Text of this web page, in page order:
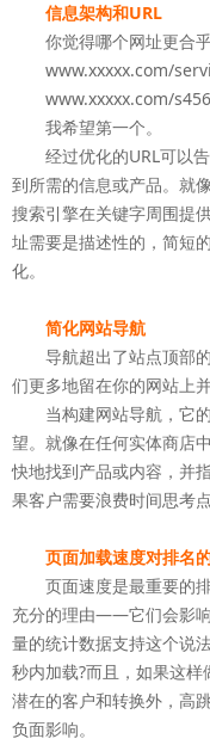
信息架构和URL
你觉得哪个网址更合
www.xxxxx.com/
www.xxxxx.com/
我希望第一个。
经过优化的URL可以告
到所需的信息或产品。就
搜索引擎在关键字周围提
址需要是描述性的，简短
化。
简化网站导航
导航超出了站点顶部的
们更多地留在你的网站上
当构建网站导航，它的
望。就像在任何实体商店
快地找到产品或内容，并
果客户需要浪费时间思考
页面加载速度对排名
页面速度是最重要的排
充分的理由——它们会影
量的统计数据支持这个说
秒内加载?而且，如果这
潜在的客户和转换外，高
负面影响。